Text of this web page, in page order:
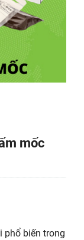
mốc
phổ biến trong